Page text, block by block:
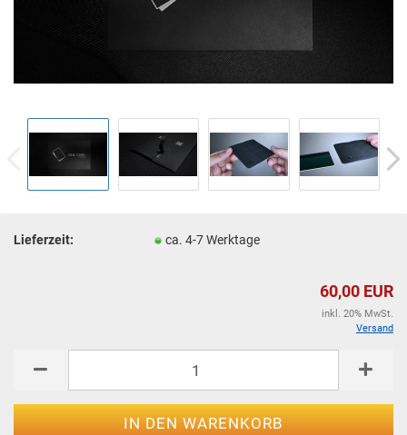
Lieferzeit: ca. 4-7 Werktage
60,00 EUR
inkl. 20% MwSt.
Versand